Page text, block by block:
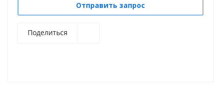
Отправить запрос
Поделиться